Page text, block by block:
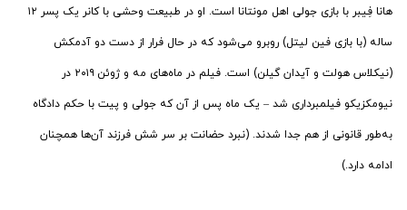
هانا فِیبر با بازی جولی اهل مونتانا است. او در طبیعت وحشی با کانر یک پسر ۱۲
ساله (با بازی فین لیتل) روبرو می‌شود که در حال فرار از دست دو آدمکش
(نیکلاس هولت و آیدان گیلن) است. فیلم در ماه‌های مه و ژوئن ۲۰۱۹ در
نیومکزیکو فیلمبرداری شد – یک ماه پس از آن که جولی و پیت با حکم دادگاه
به‌طور قانونی از هم جدا شدند. (نبرد حضانت بر سر شش فرزند آن‌ها همچنان
ادامه دارد.)